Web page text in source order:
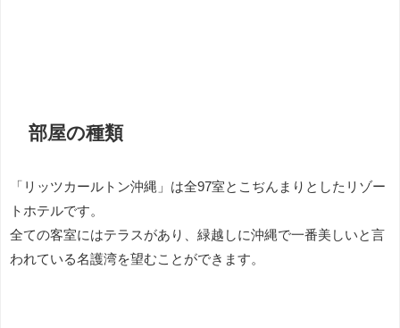
部屋の種類
「リッツカールトン沖縄」は全97室とこぢんまりとしたリゾー
トホテルです。
全ての客室にはテラスがあり、緑越しに沖縄で一番美しいと言
われている名護湾を望むことができます。